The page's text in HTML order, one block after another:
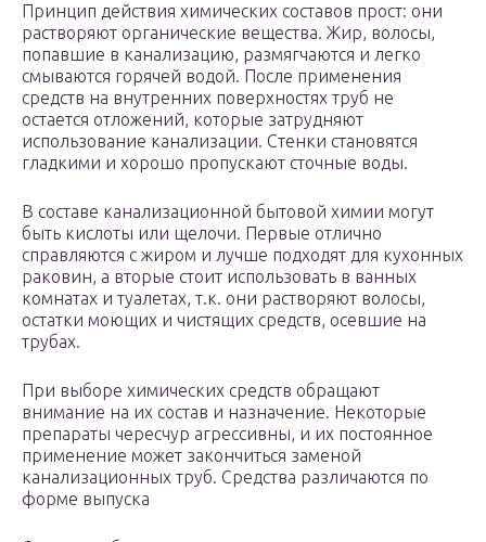
Принцип действия химических составов прост: они
растворяют органические вещества. Жир, волосы,
попавшие в канализацию, размягчаются и легко
смываются горячей водой. После применения
средств на внутренних поверхностях труб не
остается отложений, которые затрудняют
использование канализации. Стенки становятся
гладкими и хорошо пропускают сточные воды.
В составе канализационной бытовой химии могут
быть кислоты или щелочи. Первые отлично
справляются с жиром и лучше подходят для кухонных
раковин, а вторые стоит использовать в ванных
комнатах и туалетах, т.к. они растворяют волосы,
остатки моющих и чистящих средств, осевшие на
трубах.
При выборе химических средств обращают
внимание на их состав и назначение. Некоторые
препараты чересчур агрессивны, и их постоянное
применение может закончиться заменой
канализационных труб. Средства различаются по
форме выпуска